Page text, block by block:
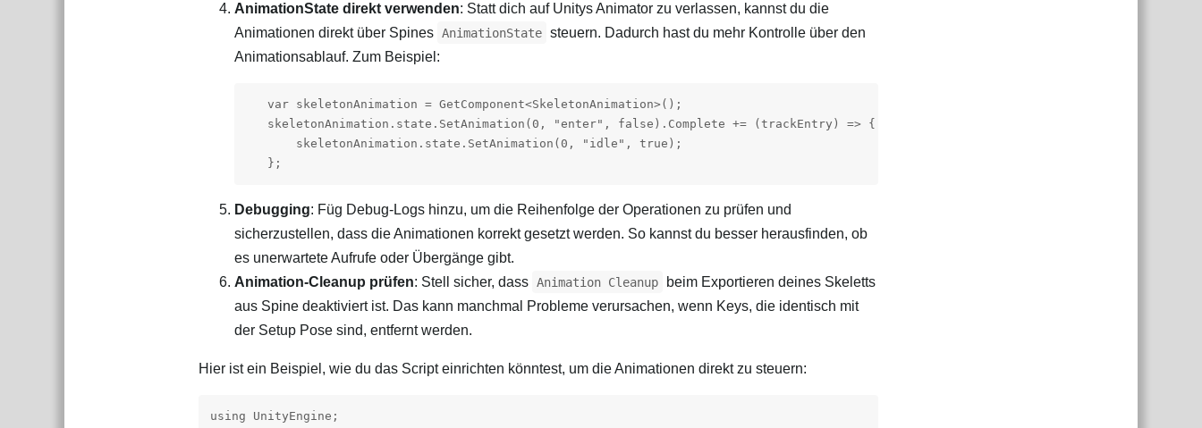
AnimationState direkt verwenden: Statt dich auf Unitys Animator zu verlassen, kannst du die
Animationen direkt über Spines AnimationState steuern. Dadurch hast du mehr Kontrolle über den
Animationsablauf. Zum Beispiel:
   var skeletonAnimation = GetComponent<SkeletonAnimation>();
   skeletonAnimation.state.SetAnimation(0, "enter", false).Complete += (trackEntry) => {
       skeletonAnimation.state.SetAnimation(0, "idle", true);
   };
Debugging: Füg Debug-Logs hinzu, um die Reihenfolge der Operationen zu prüfen und
sicherzustellen, dass die Animationen korrekt gesetzt werden. So kannst du besser herausfinden, ob
es unerwartete Aufrufe oder Übergänge gibt.
Animation-Cleanup prüfen: Stell sicher, dass Animation Cleanup
beim Exportieren deines Skeletts
aus Spine deaktiviert ist. Das kann manchmal Probleme verursachen, wenn Keys, die identisch mit
der Setup Pose sind, entfernt werden.
Hier ist ein Beispiel, wie du das Script einrichten könntest, um die Animationen direkt zu steuern:
using UnityEngine;